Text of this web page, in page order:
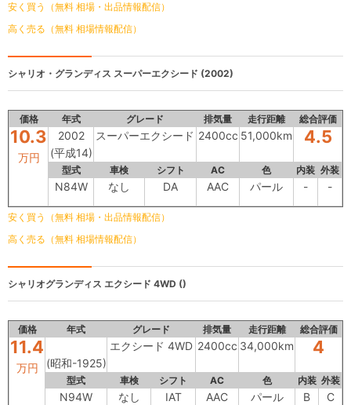
安く買う（無料 相場・出品情報配信）
高く売る（無料 相場情報配信）
シャリオ・グランディス スーパーエクシード (2002)
価格 年式 グレード 排気量 走行距離 総合評価
10.3
万円
2002
(平成14)
スーパーエクシード 2400cc 51,000km 4.5
型式 車検 シフト AC 色 内装 外装
N84W なし DA AAC パール - -
安く買う（無料 相場・出品情報配信）
高く売る（無料 相場情報配信）
シャリオグランディス エクシード 4WD ()
価格 年式 グレード 排気量 走行距離 総合評価
11.4
万円 (昭和-1925)
エクシード 4WD 2400cc 34,000km 4
型式 車検 シフト AC 色 内装 外装
N94W なし IAT AAC パール B C